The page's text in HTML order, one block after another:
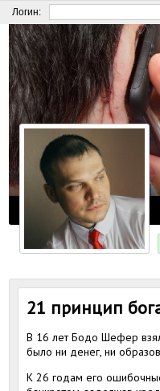
Логин:
21 принцип
В 16 лет Бодо Шефер
было ни денег, ни
К 26 годам его